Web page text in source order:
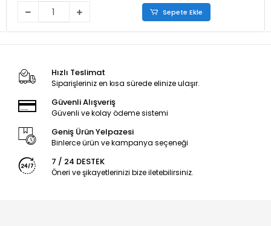
Sepete Ekle
Hızlı Teslimat
Siparişleriniz en kısa sürede elinize ulaşır.
Güvenli Alışveriş
Güvenli ve kolay ödeme sistemi
Geniş Ürün Yelpazesi
Binlerce ürün ve kampanya seçeneği
7 / 24 DESTEK
Öneri ve şikayetlerinizi bize iletebilirsiniz.